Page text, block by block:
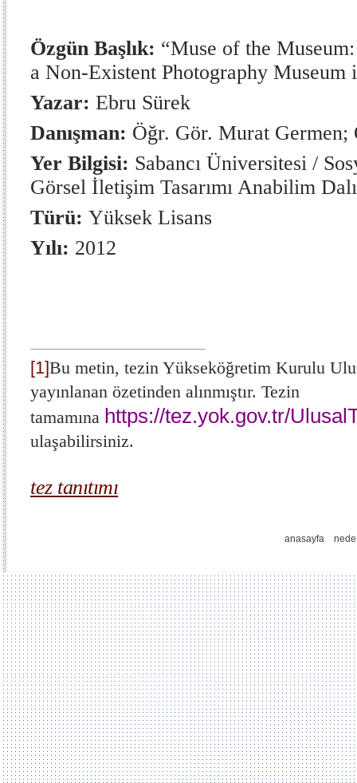
Özgün Başlık: “Muse of the
a Non-Existent Photography Museum
Yazar: Ebru Sürek
Danışman: Öğr. Gör. Murat
Yer Bilgisi: Sabancı Üniversitesi /
Görsel İletişim Tasarımı Anabilim Dalı
Türü: Yüksek Lisans
Yılı: 2012
[1]Bu metin, tezin Yükseköğretim Kurulu
yayınlanan özetinden alınmıştır. Tezin
tamamına https://tez.yok.gov.tr/
ulaşabilirsiniz.
tez tanıtımı
anasayfa